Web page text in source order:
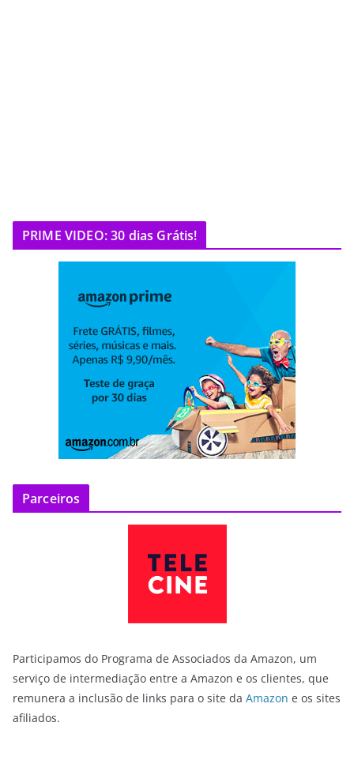
PRIME VIDEO: 30 dias Grátis!
Parceiros
Participamos do Programa de Associados da Amazon, um
serviço de intermediação entre a Amazon e os clientes, que
remunera a inclusão de links para o site da Amazon e os sites
afiliados.